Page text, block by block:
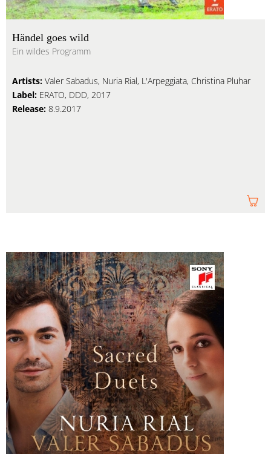
Händel goes wild
Ein wildes Programm
Artists: Valer Sabadus, Nuria Rial, L'Arpeggiata, Christina Pluhar
Label: ERATO, DDD, 2017
Release: 8.9.2017